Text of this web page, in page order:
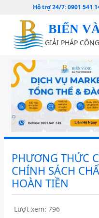
Hỗ trợ 24/7:0901 541
BIỂN
GIẢI PHÁP
PHƯƠNG THỨC
CHÍNH SÁCH
HOÀN TIỀN
Lượt xem: 796